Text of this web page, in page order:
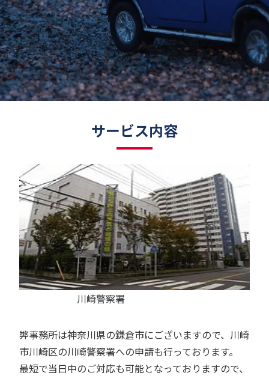
サービス内容
川崎警察署
弊事務所は神奈川県の鎌倉市にございますので、川崎
市川崎区の川崎警察署への申請も行っております。
最短で当日中のご対応も可能となっておりますので、